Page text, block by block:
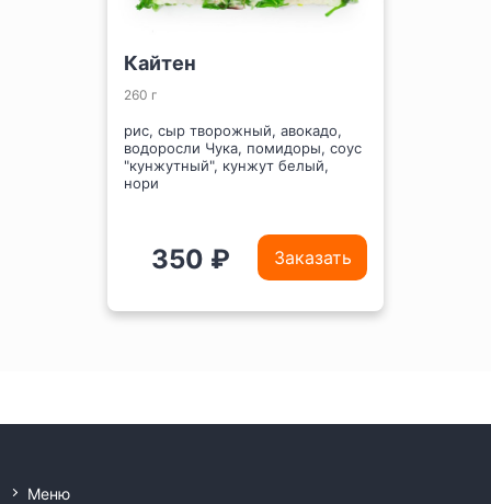
Кайтен
260 г
рис, сыр творожный, авокадо,
водоросли Чука, помидоры, соус
"кунжутный", кунжут белый,
нори
350 ₽ Заказать
Меню